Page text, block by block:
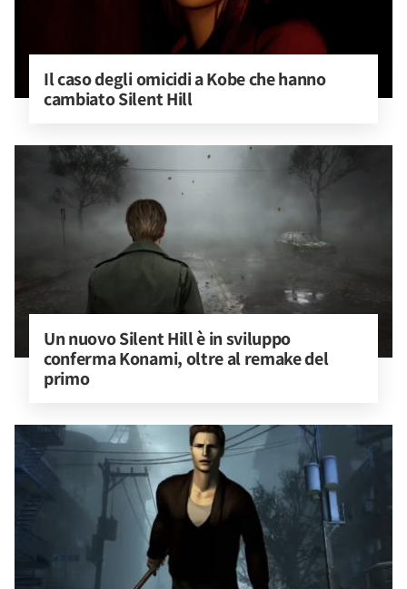
Il caso degli omicidi a Kobe che hanno
cambiato Silent Hill
Un nuovo Silent Hill è in sviluppo
conferma Konami, oltre al remake del
primo